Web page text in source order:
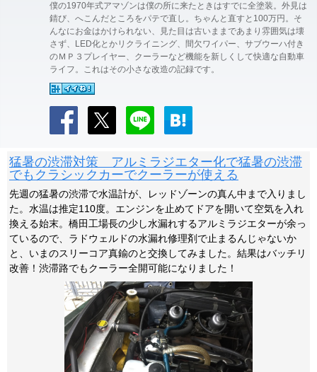
僕の1970年式アマゾンは僕の所に来たときはすでに全塗装。外見は
錆び、へこんだところをパテで直し。ちゃんと直すと100万円。そ
んなにお金はかけられない、見た目は古いままであまり雰囲気は壊
さず、LED化とかリクライニング、間欠ワイパー、サブウーハ付き
のＭＰ３プレイヤー、クーラーなど機能を新しくして快適な自動車
ライフ。これはその小さな改造の記録です。
猛暑の渋滞対策 アルミラジエター化で猛暑の渋滞
でもクラシックカーでクーラーが使える
先週の猛暑の渋滞で水温計が、レッドゾーンの真ん中まで入りまし
た。水温は推定110度。エンジンを止めてドアを開いて空気を入れ
換える始末。橋田工場長の少し水漏れするアルミラジエターが余っ
ているので、ラドウェルドの水漏れ修理剤で止まるんじゃないか
と、いまのスリーコア真鍮のと交換してみました。結果はバッチリ
改善！渋滞路でもクーラー全開可能になりました！